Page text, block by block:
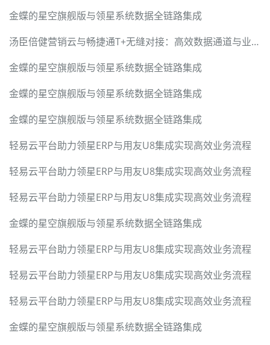
金蝶的星空旗舰版与领星系统数据全链路集成
汤臣倍健营销云与畅捷通T+无缝对接：高效数据通道与业务价值升级
金蝶的星空旗舰版与领星系统数据全链路集成
金蝶的星空旗舰版与领星系统数据全链路集成
金蝶的星空旗舰版与领星系统数据全链路集成
轻易云平台助力领星ERP与用友U8集成实现高效业务流程
轻易云平台助力领星ERP与用友U8集成实现高效业务流程
轻易云平台助力领星ERP与用友U8集成实现高效业务流程
金蝶的星空旗舰版与领星系统数据全链路集成
轻易云平台助力领星ERP与用友U8集成实现高效业务流程
轻易云平台助力领星ERP与用友U8集成实现高效业务流程
轻易云平台助力领星ERP与用友U8集成实现高效业务流程
金蝶的星空旗舰版与领星系统数据全链路集成